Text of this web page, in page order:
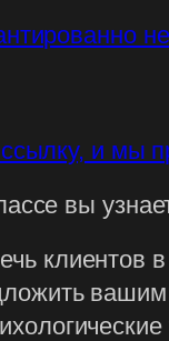
и мы
вы
клиентов
вашим